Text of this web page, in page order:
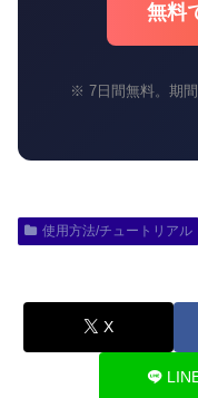
無料
※ 7日間無料。期間
使用方法/チュートリアル
X